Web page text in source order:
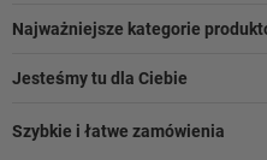
Najważniejsze kategorie
Jesteśmy tu dla Ciebie
Szybkie i łatwe zamówienia